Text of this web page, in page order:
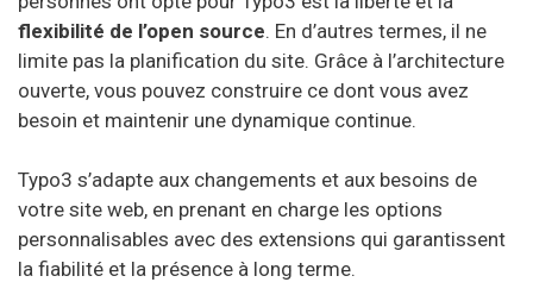
flexibilité de l’open source. En d’autres termes, il ne
limite pas la planification du site. Grâce à l’architecture
ouverte, vous pouvez construire ce dont vous avez
besoin et maintenir une dynamique continue.
Typo3 s’adapte aux changements et aux besoins de
votre site web, en prenant en charge les options
personnalisables avec des extensions qui garantissent
la fiabilité et la présence à long terme.